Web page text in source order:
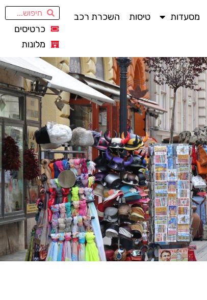
מסעדות טיסות השכרת רכב
כרטיסים
מלונות